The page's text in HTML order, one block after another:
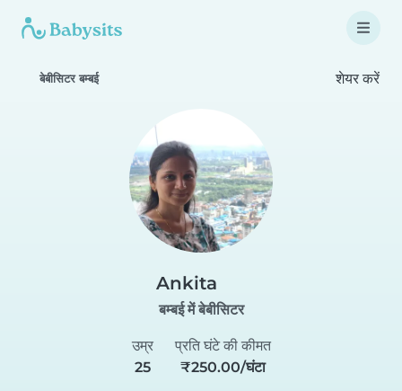
बेबीसिटर बम्बई शेयर करें
Ankita
बम्बई में बेबीसिटर
उम्र
25
प्रति घंटे की कीमत
₹250.00/घंटा